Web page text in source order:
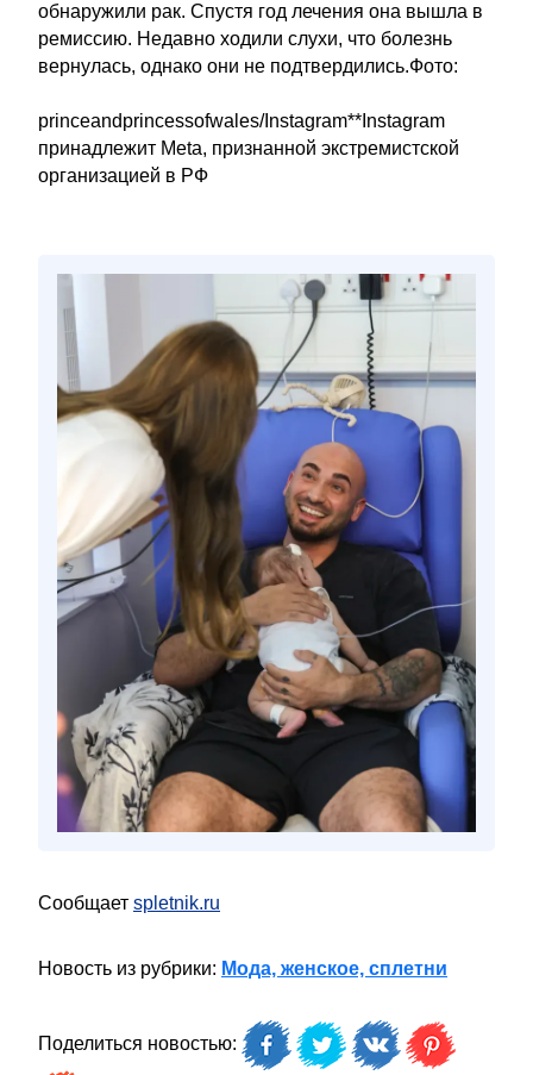
обнаружили рак. Спустя год лечения она вышла в
ремиссию. Недавно ходили слухи, что болезнь
вернулась, однако они не подтвердились.Фото:
princeandprincessofwales/Instagram**Instagram
принадлежит Meta, признанной экстремистской
организацией в РФ
Сообщает spletnik.ru
Новость из рубрики: Мода, женское, сплетни
Поделиться новостью: